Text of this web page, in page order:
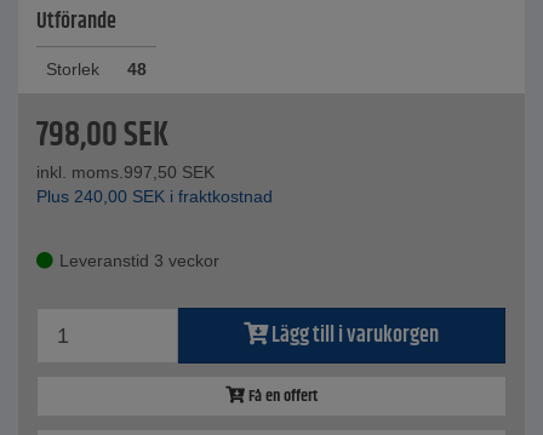
Utförande
Storlek 48
798,00SEK
inkl. moms.997,50 SEK
Plus 240,00 SEK i fraktkostnad
Leveranstid 3 veckor
Lägg till i varukorgen
Få en offert